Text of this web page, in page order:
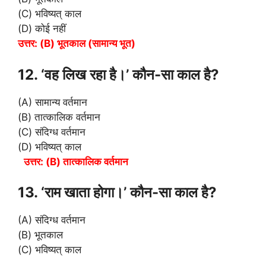
(C) भविष्यत् काल
(D) कोई नहीं
उत्तर: (B) भूतकाल (सामान्य भूत)
12. ‘वह लिख रहा है।’ कौन-सा काल है?
(A) सामान्य वर्तमान
(B) तात्कालिक वर्तमान
(C) संदिग्ध वर्तमान
(D) भविष्यत् काल
उत्तर: (B) तात्कालिक वर्तमान
13. ‘राम खाता होगा।’ कौन-सा काल है?
(A) संदिग्ध वर्तमान
(B) भूतकाल
(C) भविष्यत् काल